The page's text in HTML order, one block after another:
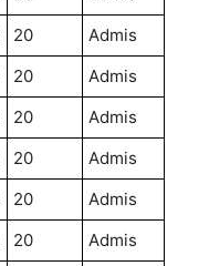
20
Admis
20
Admis
20
Admis
20
Admis
20
Admis
20
Admis